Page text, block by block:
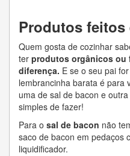
Produtos feitos
Quem gosta de cozinhar
ter produtos orgânicos ou
diferença. E se o seu pai
lembrancinha barata é para
uma de sal de bacon e
simples de fazer!
Para o sal de bacon não
saco de bacon em pedaços
liquidificador.